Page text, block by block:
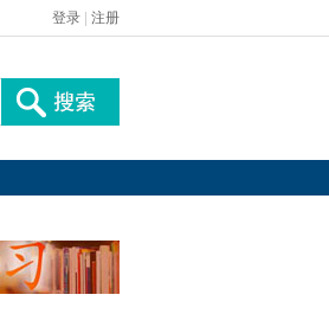
登录 注册